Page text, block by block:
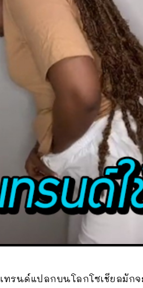
เทรนด์แปลกบนโลกโซเชียลมักจ